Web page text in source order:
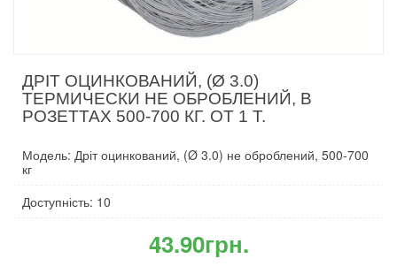
ДРІТ ОЦИНКОВАНИЙ, (Ø 3.0)
ТЕРМИЧЕСКИ НЕ ОБРОБЛЕНИЙ, В
РОЗЕТТАХ 500-700 КГ. ОТ 1 Т.
Модель: Дріт оцинкований, (Ø 3.0) не оброблений, 500-700
кг
Доступність: 10
43.90грн.